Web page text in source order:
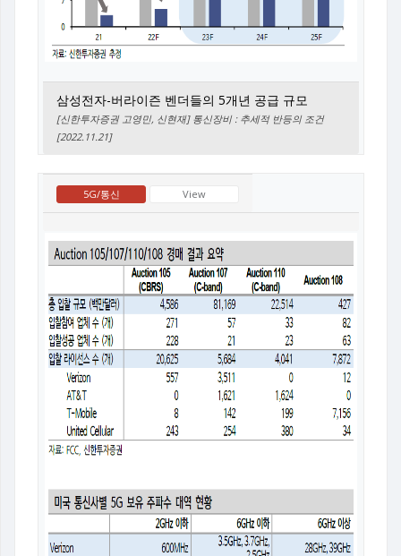
삼성전자-버라이즌 벤더들의 5개년 공급 규모
[신한투자증권 고영민, 신현재] 통신장비 : 추세적 반등의 조건
[2022.11.21]
5G/통신 View